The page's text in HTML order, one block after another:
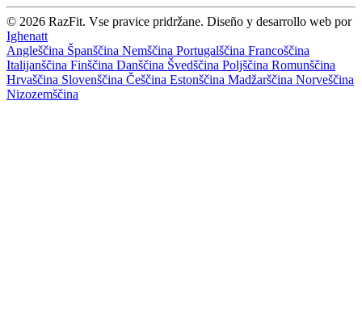
© 2026 RazFit. Vse pravice pridržane. Diseño y desarrollo web por
Ighenatt
Angleščina Španščina Nemščina Portugalščina Francoščina
Italijanščina Finščina Danščina Švedščina Poljščina Romunščina
Hrvaščina Slovenščina Češčina Estonščina Madžarščina Norveščina
Nizozemščina